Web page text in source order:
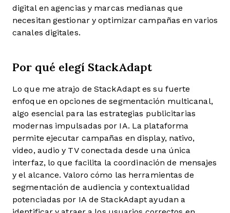
digital en agencias y marcas medianas que
necesitan gestionar y optimizar campañas en varios
canales digitales.
Por qué elegí StackAdapt
Lo que me atrajo de StackAdapt es su fuerte
enfoque en opciones de segmentación multicanal,
algo esencial para las estrategias publicitarias
modernas impulsadas por IA. La plataforma
permite ejecutar campañas en display, nativo,
video, audio y TV conectada desde una única
interfaz, lo que facilita la coordinación de mensajes
y el alcance. Valoro cómo las herramientas de
segmentación de audiencia y contextualidad
potenciadas por IA de StackAdapt ayudan a